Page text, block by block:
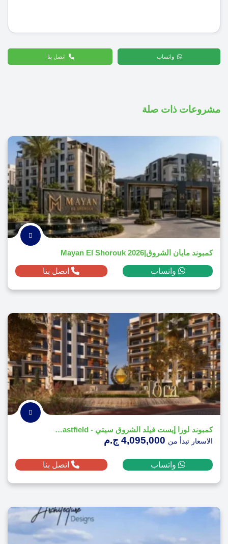
واتساب اتصل بنا
مشروعات ذات صلة
كمبوند مايان الشروق|Mayan El Shorouk 2026
واتساب اتصل بنا
كمبوند لورا إيست فيلد الشروق سيتي - Lora Eastfield
الاسعار تبدأ من
واتساب اتصل بنا